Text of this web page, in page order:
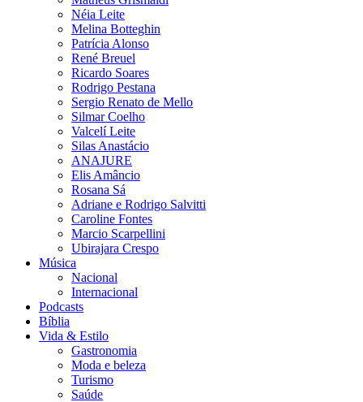
Néia Leite
Melina Botteghin
Patrícia Alonso
René Breuel
Ricardo Soares
Rodrigo Pestana
Sergio Renato de Mello
Silmar Coelho
Valcelí Leite
Silas Anastácio
ANAJURE
Elis Amâncio
Rosana Sá
Adriane e Rodrigo Salvitti
Caroline Fontes
Marcio Scarpellini
Ubirajara Crespo
Música
Nacional
Internacional
Podcasts
Bíblia
Vida & Estilo
Gastronomia
Moda e beleza
Turismo
Saúde